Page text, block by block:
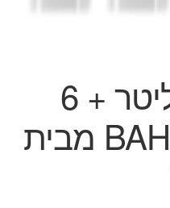
סט קנקן 1.8 ליטר + 6
כוסות BAHAMAS מבית